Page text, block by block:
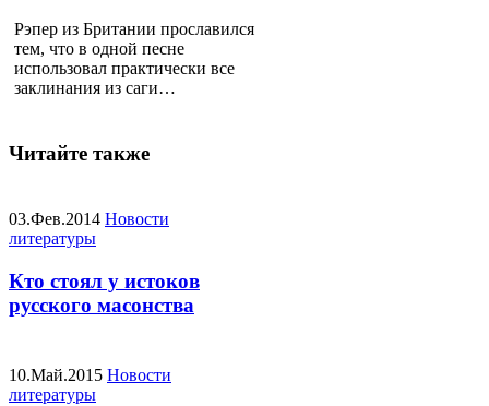
Рэпер из Британии прославился
тем, что в одной песне
использовал практически все
заклинания из саги…
Читайте также
03.Фев.2014 Новости
литературы
Кто стоял у истоков
русского масонства
10.Май.2015 Новости
литературы